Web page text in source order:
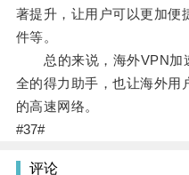
著提升，让用户可以更加便
件等。
总的来说，海外VPN加
全的得力助手，也让海外用
的高速网络。
#37#
评论